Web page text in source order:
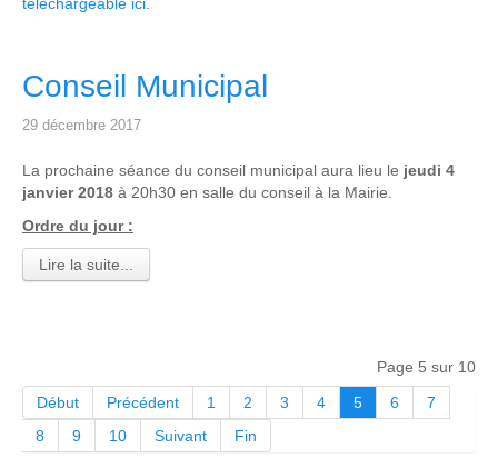
Conseil Municipal
29 décembre 2017
La prochaine séance du conseil municipal aura lieu le jeudi 4
janvier 2018 à 20h30 en salle du conseil à la Mairie.
Ordre du jour :
Lire la suite...
Page 5 sur 10
Début
Précédent 1 2 3 4 5 6
7
8
9 10 Suivant Fin